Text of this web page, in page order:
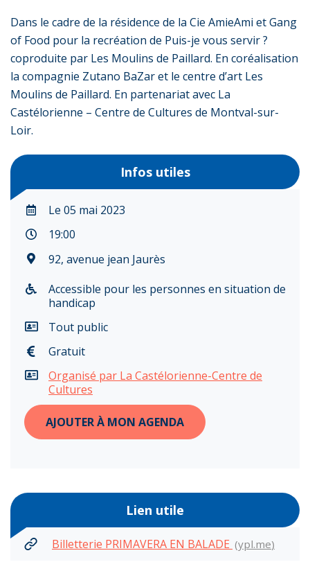
Dans le cadre de la résidence de la Cie AmieAmi et Gang
of Food pour la recréation de Puis-je vous servir ?
coproduite par Les Moulins de Paillard. En coréalisation
la compagnie Zutano BaZar et le centre d’art Les
Moulins de Paillard. En partenariat avec La
Castélorienne – Centre de Cultures de Montval-sur-
Loir.
Infos utiles
Le 05 mai 2023
19:00
92, avenue jean Jaurès
Accessible pour les personnes en situation de
handicap
Tout public
Gratuit
Organisé par La Castélorienne-Centre de
Cultures
AJOUTER À MON AGENDA
Lien utile
Billetterie PRIMAVERA EN BALADE ypl.me